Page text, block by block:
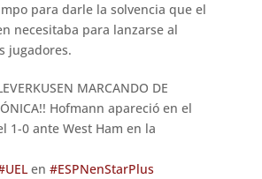
para darle la solvencia que el
necesitaba para lanzarse al
jugadores.
MARCANDO DE
Hofmann apareció en el
1-0 ante West Ham en la
en #ESPNenStarPlus